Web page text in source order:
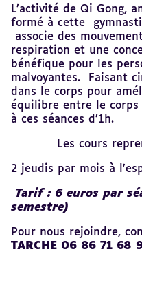
L’activité de Qi Gong,
formé à cette
associe des
respiration et une
bénéfique pour les
malvoyantes. Faisant
dans le corps pour
équilibre entre le
à ces séances d’1h.
Les cours
2 jeudis par mois à
Tarif : 6 euros par
semestre)
Pour nous rejoindre,
TARCHE 06 86 71 68